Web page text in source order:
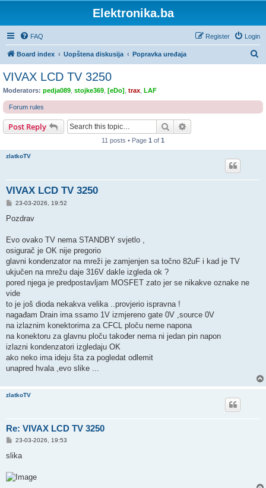
Elektronika.ba
FAQ Login
Register
Board index Uopštena diskusija Popravka uređaja
c
VIVAX LCD TV 3250
Moderators: pedja089 stojke369 [eDo] trax LAF
Forum rules
Post Reply Search
11 posts • Page 1 of 1
zlatkoTV
VIVAX LCD TV 3250
P
s
23-03-2026, 19:52
Pozdrav
Evo ovako TV nema STANDBY svjetlo ,
osigurač je OK nije pregorio
glavni kondenzator na mreži je zamjenjen sa točno 82uF i kad je TV
ukjučen na mrežu daje 316V dakle izgleda ok ?
pored njega je predpostavljam MOSFET zato jer se nikakve oznake ne
vide
to je još dioda nekakva velika ..provjerio ispravna !
nagađam Drain ima ssamo 1V izmjereno gate 0V ,source 0V
na izlaznim konektorima za CFCL ploču neme napona
na konektoru za glavnu ploču također nema ni jedan pin napon
izlazni kondenzatori izgledaju OK
ako neko ima ideju šta za pogledat odlemit
unapred hvala ,evo slike ...
zlatkoTV
Re: VIVAX LCD TV 3250
P
s
23-03-2026, 19:53
slika